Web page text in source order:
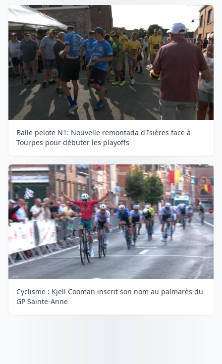
Balle pelote N1: Nouvelle remontada d'Isières face à
Tourpes pour débuter les playoffs
Cyclisme : Kjell Cooman inscrit son nom au palmarès du
GP Sainte-Anne